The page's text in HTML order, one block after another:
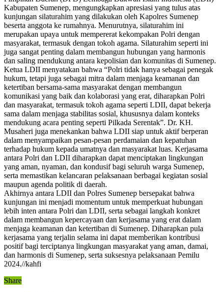
Kabupaten Sumenep, mengungkapkan apresiasi yang tulus atas
kunjungan silaturahim yang dilakukan oleh Kapolres Sumenep
beserta anggota ke rumahnya. Menurutnya, silaturahim ini
merupakan upaya untuk mempererat kekompakan Polri dengan
masyarakat, termasuk dengan tokoh agama. Silaturahim seperti ini
juga sangat penting dalam membangun hubungan yang harmonis
dan saling mendukung antara kepolisian dan komunitas di Sumenep.
Ketua LDII menyatakan bahwa “Polri tidak hanya sebagai penegak
hukum, tetapi juga sebagai mitra dalam menjaga keamanan dan
ketertiban bersama-sama masyarakat dengan membangun
komunikasi yang baik dan kolaborasi yang erat, diharapkan Polri
dan masyarakat, termasuk tokoh agama seperti LDII, dapat bekerja
sama dalam menjaga stabilitas sosial, khususnya dalam konteks
mendukung acara penting seperti Pilkada Serentak”. Dr. KH.
Musaheri juga menekankan bahwa LDII siap untuk aktif berperan
dalam menyampaikan pesan-pesan perdamaian dan kepatuhan
terhadap hukum kepada umatnya dan masyarakat luas. Kerjasama
antara Polri dan LDII diharapkan dapat menciptakan lingkungan
yang aman, nyaman, dan kondusif bagi seluruh warga Sumenep,
serta memastikan kelancaran pelaksanaan berbagai kegiatan sosial
maupun agenda politik di daerah.
Akhirnya antara LDII dan Polres Sumenep bersepakat bahwa
kunjungan ini menjadi momentum untuk memperkuat hubungan
lebih inten antara Polri dan LDII, serta sebagai langkah konkret
dalam membangun kepercayaan dan kerjasama yang erat dalam
menjaga keamanan dan ketertiban di Sumenep. Diharapkan pula
kerjasama yang terjalin selama ini dapat memberikan kontribusi
positif bagi terciptanya lingkungan masyarakat yang aman, damai,
dan harmonis di Sumenep, serta suksesnya pelaksanaan Pemilu
2024.//kahfi
Share